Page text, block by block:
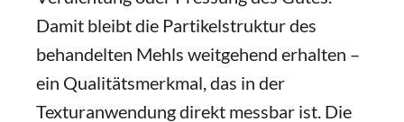
Damit bleibt die Partikelstruktur des
behandelten Mehls weitgehend erhalten –
ein Qualitätsmerkmal, das in der
Texturanwendung direkt messbar ist. Die